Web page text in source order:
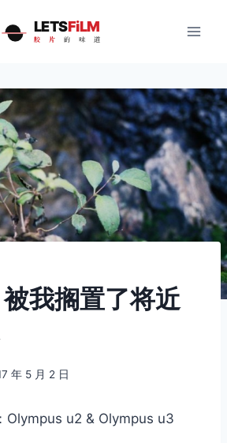
LETSFiLM
胶 片 的 味 道
我搁置了将近
年 5 月 2 日
Olympus u2 & Olympus u3